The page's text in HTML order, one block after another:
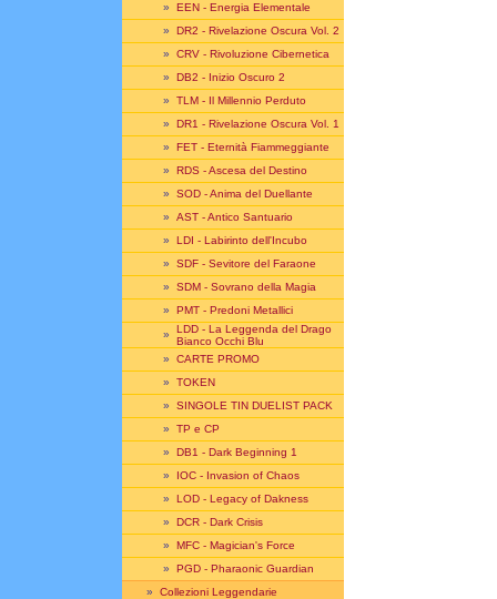
» EEN - Energia Elementale
» DR2 - Rivelazione Oscura Vol. 2
» CRV - Rivoluzione Cibernetica
» DB2 - Inizio Oscuro 2
» TLM - Il Millennio Perduto
» DR1 - Rivelazione Oscura Vol. 1
» FET - Eternità Fiammeggiante
» RDS - Ascesa del Destino
» SOD - Anima del Duellante
» AST - Antico Santuario
» LDI - Labirinto dell'Incubo
» SDF - Sevitore del Faraone
» SDM - Sovrano della Magia
» PMT - Predoni Metallici
» LDD - La Leggenda del Drago
Bianco Occhi Blu
» CARTE PROMO
» TOKEN
» SINGOLE TIN DUELIST PACK
» TP e CP
» DB1 - Dark Beginning 1
» IOC - Invasion of Chaos
» LOD - Legacy of Dakness
» DCR - Dark Crisis
» MFC - Magician's Force
» PGD - Pharaonic Guardian
» Collezioni Leggendarie